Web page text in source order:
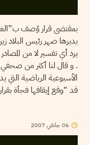
بمقتضى قرار وُصف
يديرها صهر رئيس
يرد أي تفسير لا من
. و قال لنا أكثر من
الأسبوعية الرياضية
قد “وقع إيقافها فجأة بقرار
06جانفي2007